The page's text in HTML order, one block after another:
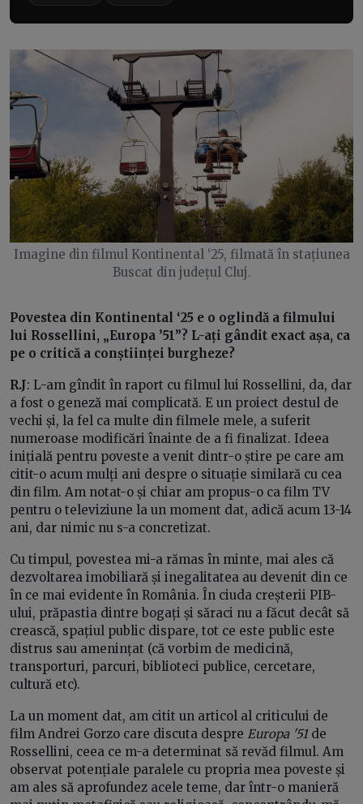
Imagine din filmul Kontinental ‘25, filmată în stațiunea
Buscat din județul Cluj.
Povestea din Kontinental ‘25 e o oglindă a filmului
lui Rossellini, „Europa ’51”? L-ați gândit exact așa, ca
pe o critică a conștiinței burgheze?
R.J: L-am gîndit în raport cu filmul lui Rossellini, da, dar
a fost o geneză mai complicată. E un proiect destul de
vechi și, la fel ca multe din filmele mele, a suferit
numeroase modificări înainte de a fi finalizat. Ideea
inițială pentru poveste a venit dintr-o știre pe care am
citit-o acum mulți ani despre o situație similară cu cea
din film. Am notat-o și chiar am propus-o ca film TV
pentru o televiziune la un moment dat, adică acum 13-14
ani, dar nimic nu s-a concretizat.
Cu timpul, povestea mi-a rămas în minte, mai ales că
dezvoltarea imobiliară și inegalitatea au devenit din ce
în ce mai evidente în România. În ciuda creșterii PIB-
ului, prăpastia dintre bogați și săraci nu a făcut decât să
crească, spațiul public dispare, tot ce este public este
distrus sau amenințat (că vorbim de medicină,
transporturi, parcuri, biblioteci publice, cercetare,
cultură etc).
La un moment dat, am citit un articol al criticului de
film Andrei Gorzo care discuta despre Europa '51 de
Rossellini, ceea ce m-a determinat să revăd filmul. Am
observat potențiale paralele cu propria mea poveste și
am ales să aprofundez acele teme, dar într-o manieră